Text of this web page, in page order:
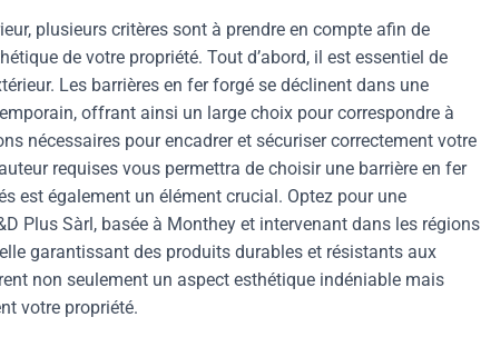
plusieurs critères sont à prendre en compte afin de
de votre propriété. Tout d’abord, il est essentiel de
Les barrières en fer forgé se déclinent dans une
offrant ainsi un large choix pour correspondre à
nécessaires pour encadrer et sécuriser correctement votre
requises vous permettra de choisir une barrière en fer
est également un élément crucial. Optez pour une
Plus Sàrl, basée à Monthey et intervenant dans les régions
garantissant des produits durables et résistants aux
non seulement un aspect esthétique indéniable mais
votre propriété.